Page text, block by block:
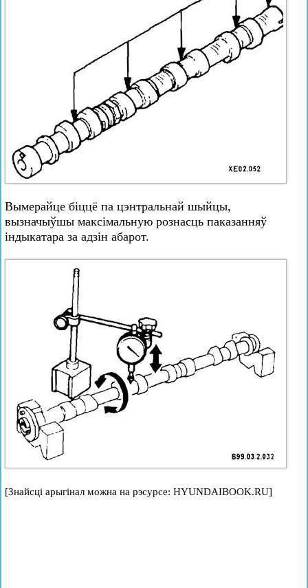
Вымерайце біццё па цэнтральнай шыйцы,
вызначыўшы максімальную рознасць паказанняў
індыкатара за адзін абарот.
[Знайсці арыгінал можна на рэсурсе: HYUNDAIBOOK.RU]